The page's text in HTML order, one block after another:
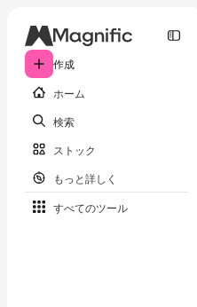
作成
ホーム
検索
ストック
もっと詳しく
すべてのツール